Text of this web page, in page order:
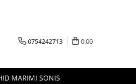
0754242713 0,00
MARIMI SONIS